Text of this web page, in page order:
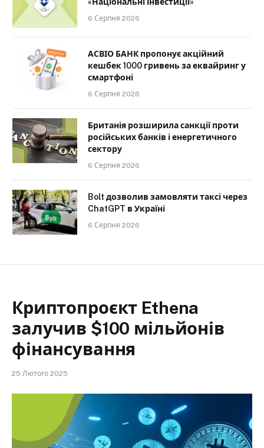
6 Серпня 2026
АСВІО БАНК пропонує акційний
кешбек 1000 гривень за еквайринг у
смартфоні
6 Серпня 2026
Британія розширила санкції проти
російських банків і енергетичного
сектору
6 Серпня 2026
Bolt дозволив замовляти таксі через
ChatGPT в Україні
6 Серпня 2026
Криптопроєкт Ethena
залучив $100 мільйонів
фінансування
25 Лютого 2025